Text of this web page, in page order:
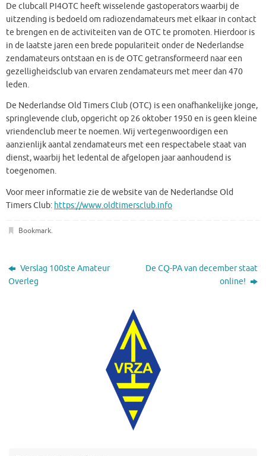
De clubcall PI4OTC heeft wisselende gastoperators waarbij de
uitzending is bedoeld om radiozendamateurs met elkaar in contact
te brengen en de activiteiten van de OTC te promoten. Hierdoor is
in de laatste jaren een brede populariteit onder de Nederlandse
zendamateurs ontstaan en is de OTC getransformeerd naar een
gezelligheidsclub van ervaren zendamateurs met meer dan 470
leden.
De Nederlandse Old Timers Club (OTC) is een onafhankelijke jonge,
springlevende club, opgericht op 26 oktober 1950 en is geen kleine
vriendenclub meer te noemen. Wij vertegenwoordigen een
aanzienlijk aantal zendamateurs met een respectabele staat van
dienst, waarbij het ledental de afgelopen jaar aanhoudend is
toegenomen.
Voor meer informatie zie de website van de Nederlandse Old
Timers Club: https://www.oldtimersclub.info
Bookmark.
Verslag 100ste Amateur
Overleg
De CQ-PA van december staat
online!